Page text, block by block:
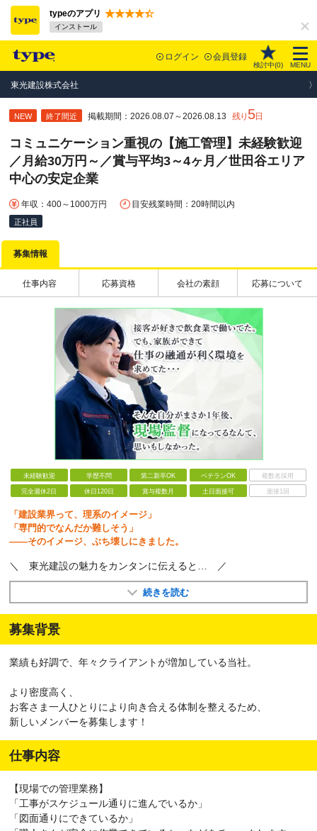
typeのアプリ
インストール
ログイン 会員登録
検討中(0) MENU
東光建設株式会社
NEW 終了間近 掲載期間：2026.08.07～2026.08.13 残り 5日
コミュニケーション重視の【施工管理】未経験歓迎
／月給30万円～／賞与平均3～4ヶ月／世田谷エリア
中心の安定企業
年収：400～1000万円 目安残業時間：20時間以内
正社員
募集情報
仕事内容 応募資格 会社の素顔 応募について
未経験歓迎 学歴不問 第二新卒OK ベテランOK 複数名採用
完全週休2日 休日120日 賞与複数月 土日面接可 面接1回
「建設業界って、理系のイメージ」
「専門的でなんだか難しそう」
――そのイメージ、ぶち壊しにきました。
＼ 東光建設の魅力をカンタンに伝えると… ／
続きを読む
募集背景
業績も好調で、年々クライアントが増加している当社。
より密度高く、
お客さま一人ひとりにより向き合える体制を整えるため、
新しいメンバーを募集します！
仕事内容
【現場での管理業務】
「工事がスケジュール通りに進んでいるか」
「図面通りにできているか」